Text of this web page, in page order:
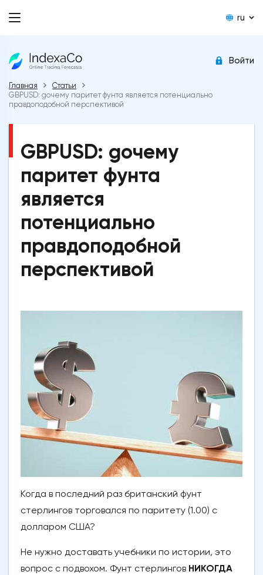
ru
Войти
Главная
Статьи
GBPUSD: gочему паритет фунта является потенциально
правдоподобной перспективой
GBPUSD: gочему
паритет фунта
является
потенциально
правдоподобной
перспективой
Когда в последний раз британский фунт
стерлингов торговался по паритету (1.00) с
долларом США?
Не нужно доставать учебники по истории, это
вопрос с подвохом. Фунт стерлингов НИКОГДА